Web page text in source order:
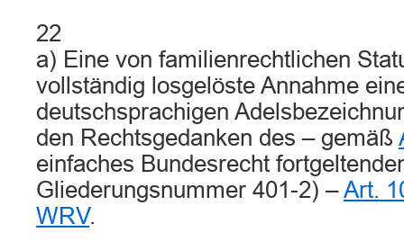
22
a) Eine von familienrechtlichen
vollständig losgelöste Annahme
deutschsprachigen
den Rechtsgedanken des – gemäß
einfaches Bundesrecht
Gliederungsnummer 401-2) –Art.
WRV.